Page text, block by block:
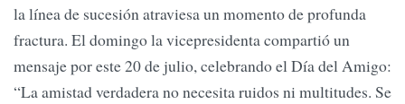
la línea de sucesión atraviesa un momento de profunda
fractura. El domingo la vicepresidenta compartió un
mensaje por este 20 de julio, celebrando el Día del Amigo:
“La amistad verdadera no necesita ruidos ni multitudes. Se